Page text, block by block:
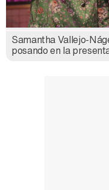
Samantha Vallejo-
posando en la